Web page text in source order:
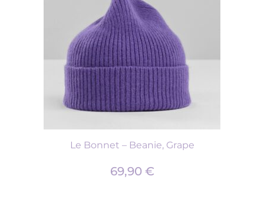
Le Bonnet – Beanie, Grape
69,90 €